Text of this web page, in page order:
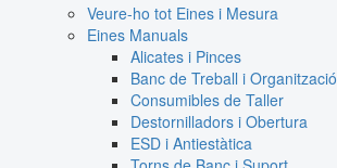
Veure-ho tot Eines i Mesura
Eines Manuals
Alicates i Pinces
Banc de Treball i Organització
Consumibles de Taller
Destornilladors i Obertura
ESD i Antiestàtica